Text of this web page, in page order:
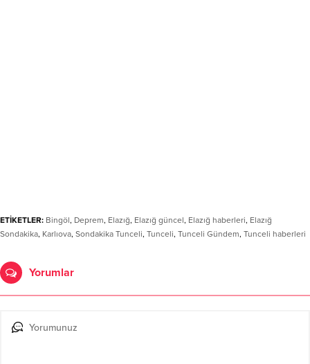
ETİKETLER: Bingöl, Deprem, Elazığ, Elazığ güncel, Elazığ haberleri, Elazığ
Sondakika, Karlıova, Sondakika Tunceli, Tunceli, Tunceli Gündem, Tunceli haberleri
Yorumlar